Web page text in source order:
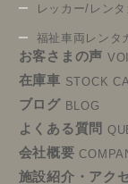
レッカー/レン
福祉車両レンタ
お客さまの声
在庫車 STOCK
ブログ BLOG
よくある質問
会社概要
施設紹介・アク